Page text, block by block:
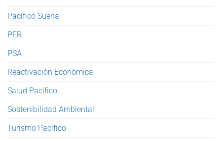
Pacífico Suena
PER
PSA
Reactivación Económica
Salud Pacífico
Sostenibilidad Ambiental
Turismo Pacífico